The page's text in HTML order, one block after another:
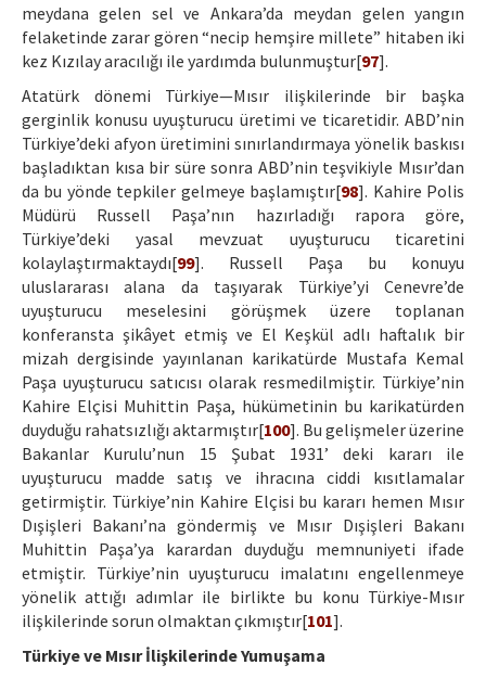
meydana gelen sel ve Ankara’da meydan gelen yangın
felaketinde zarar gören “necip hemşire millete” hitaben iki
kez Kızılay aracılığı ile yardımda bulunmuştur[97].
Atatürk dönemi Türkiye—Mısır ilişkilerinde bir başka
gerginlik konusu uyuşturucu üretimi ve ticaretidir. ABD’nin
Türkiye’deki afyon üretimini sınırlandırmaya yönelik baskısı
başladıktan kısa bir süre sonra ABD’nin teşvikiyle Mısır’dan
da bu yönde tepkiler gelmeye başlamıştır[98]. Kahire Polis
Müdürü Russell Paşa’nın hazırladığı rapora göre,
Türkiye’deki yasal mevzuat uyuşturucu ticaretini
kolaylaştırmaktaydı[99]. Russell Paşa bu konuyu
uluslararası alana da taşıyarak Türkiye’yi Cenevre’de
uyuşturucu meselesini görüşmek üzere toplanan
konferansta şikâyet etmiş ve El Keşkül adlı haftalık bir
mizah dergisinde yayınlanan karikatürde Mustafa Kemal
Paşa uyuşturucu satıcısı olarak resmedilmiştir. Türkiye’nin
Kahire Elçisi Muhittin Paşa, hükümetinin bu karikatürden
duyduğu rahatsızlığı aktarmıştır[100]. Bu gelişmeler üzerine
Bakanlar Kurulu’nun 15 Şubat 1931’ deki kararı ile
uyuşturucu madde satış ve ihracına ciddi kısıtlamalar
getirmiştir. Türkiye’nin Kahire Elçisi bu kararı hemen Mısır
Dışişleri Bakanı’na göndermiş ve Mısır Dışişleri Bakanı
Muhittin Paşa’ya karardan duyduğu memnuniyeti ifade
etmiştir. Türkiye’nin uyuşturucu imalatını engellenmeye
yönelik attığı adımlar ile birlikte bu konu Türkiye-Mısır
ilişkilerinde sorun olmaktan çıkmıştır[101].
Türkiye ve Mısır İlişkilerinde Yumuşama